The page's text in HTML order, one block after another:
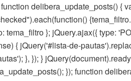
delibera_update_posts() {
tema_filtro }; jQuery.ajax({ type:
{ jQuery('#lista-de-
}, }); }
}); function